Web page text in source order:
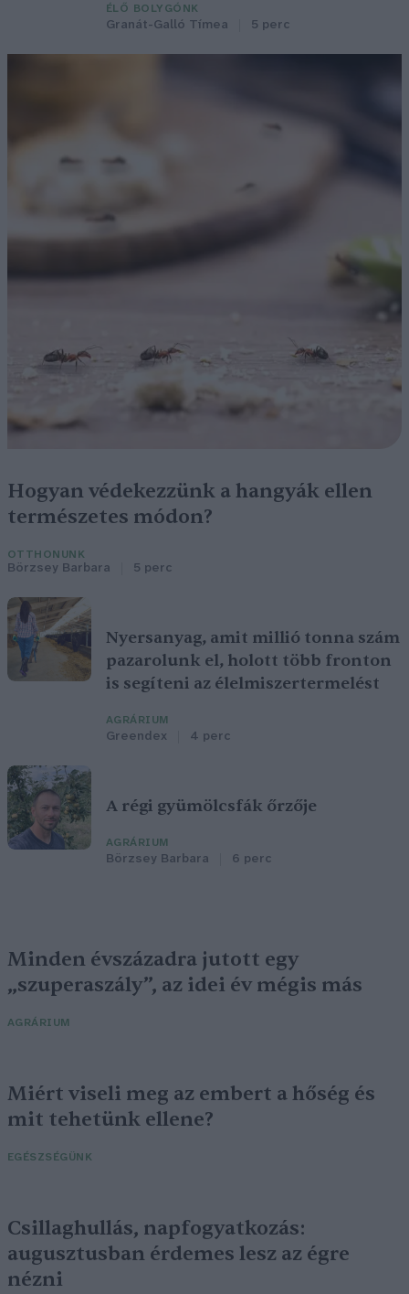
ÉLŐ BOLYGÓNK
Granát-Galló Tímea 5 perc
Hogyan védekezzünk a hangyák ellen
természetes módon?
OTTHONUNK
Börzsey Barbara 5 perc
Nyersanyag, amit millió tonna szám
pazarolunk el, holott több fronton
is segíteni az élelmiszertermelést
AGRÁRIUM
Greendex 4 perc
A régi gyümölcsfák őrzője
AGRÁRIUM
Börzsey Barbara 6 perc
Minden évszázadra jutott egy
„szuperaszály”, az idei év mégis más
AGRÁRIUM
Miért viseli meg az embert a hőség és
mit tehetünk ellene?
EGÉSZSÉGÜNK
Csillaghullás, napfogyatkozás:
augusztusban érdemes lesz az égre
nézni